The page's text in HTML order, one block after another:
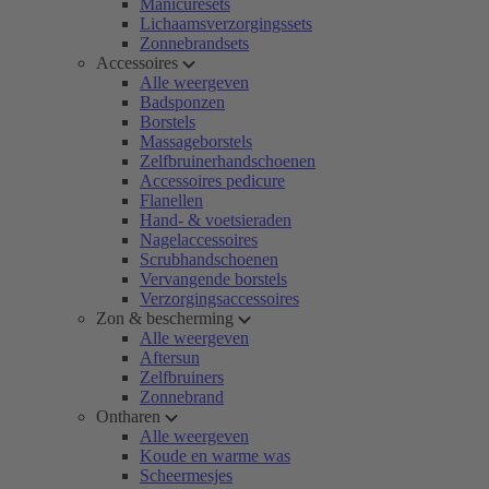
Manicuresets
Lichaamsverzorgingssets
Zonnebrandsets
Accessoires
Alle weergeven
Badsponzen
Borstels
Massageborstels
Zelfbruinerhandschoenen
Accessoires pedicure
Flanellen
Hand- & voetsieraden
Nagelaccessoires
Scrubhandschoenen
Vervangende borstels
Verzorgingsaccessoires
Zon & bescherming
Alle weergeven
Aftersun
Zelfbruiners
Zonnebrand
Ontharen
Alle weergeven
Koude en warme was
Scheermesjes